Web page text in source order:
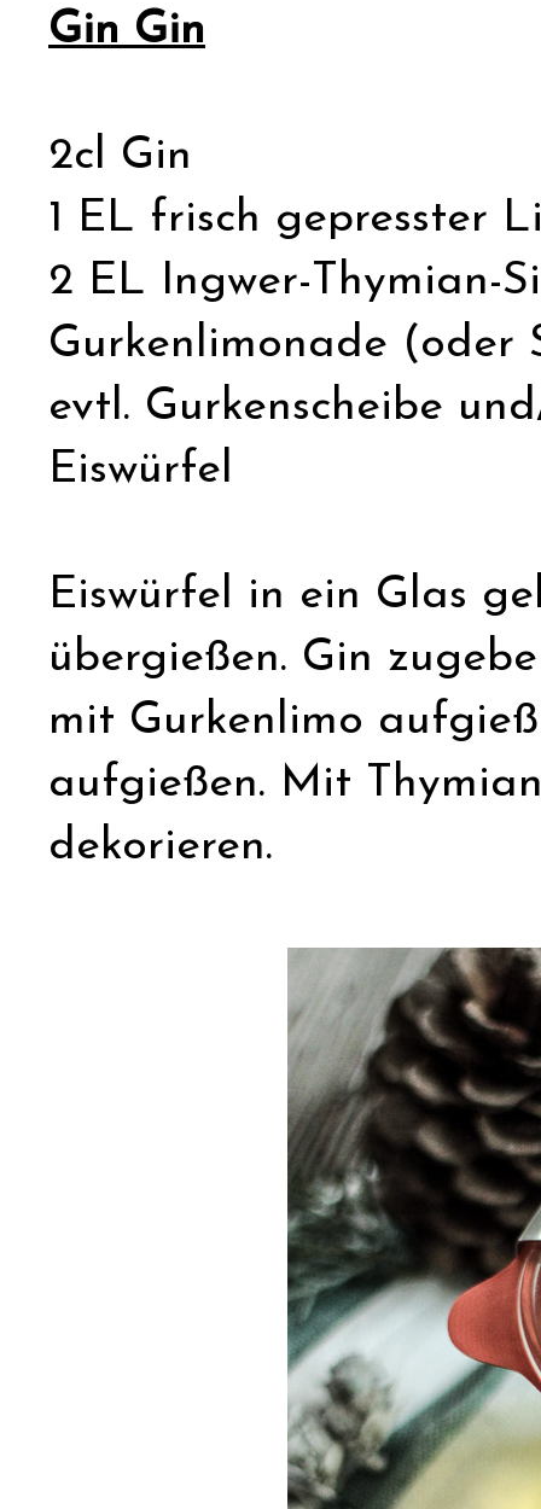
Gin Gin
2cl Gin
1 EL frisch gepresster
2 EL Ingwer-Thymian-
Gurkenlimonade (oder
evtl. Gurkenscheibe
Eiswürfel
Eiswürfel in ein Glas
übergießen. Gin
mit Gurkenlimo
aufgießen. Mit
dekorieren.